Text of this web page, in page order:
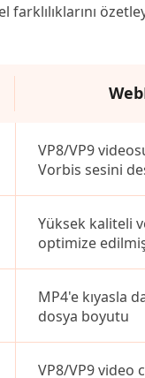
VP8/VP9
Vorbis sesini
Yüksek kaliteli
optimize
MP4'e kıyasla
dosya boyutu
VP8/VP9 video